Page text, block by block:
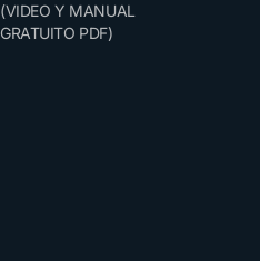
(VIDEO Y MANUAL
GRATUITO PDF)